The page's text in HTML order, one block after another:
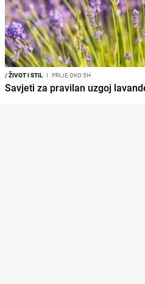
/ŽIVOT I STIL I PRIJE OKO 5H
Savjeti za pravilan uzgoj